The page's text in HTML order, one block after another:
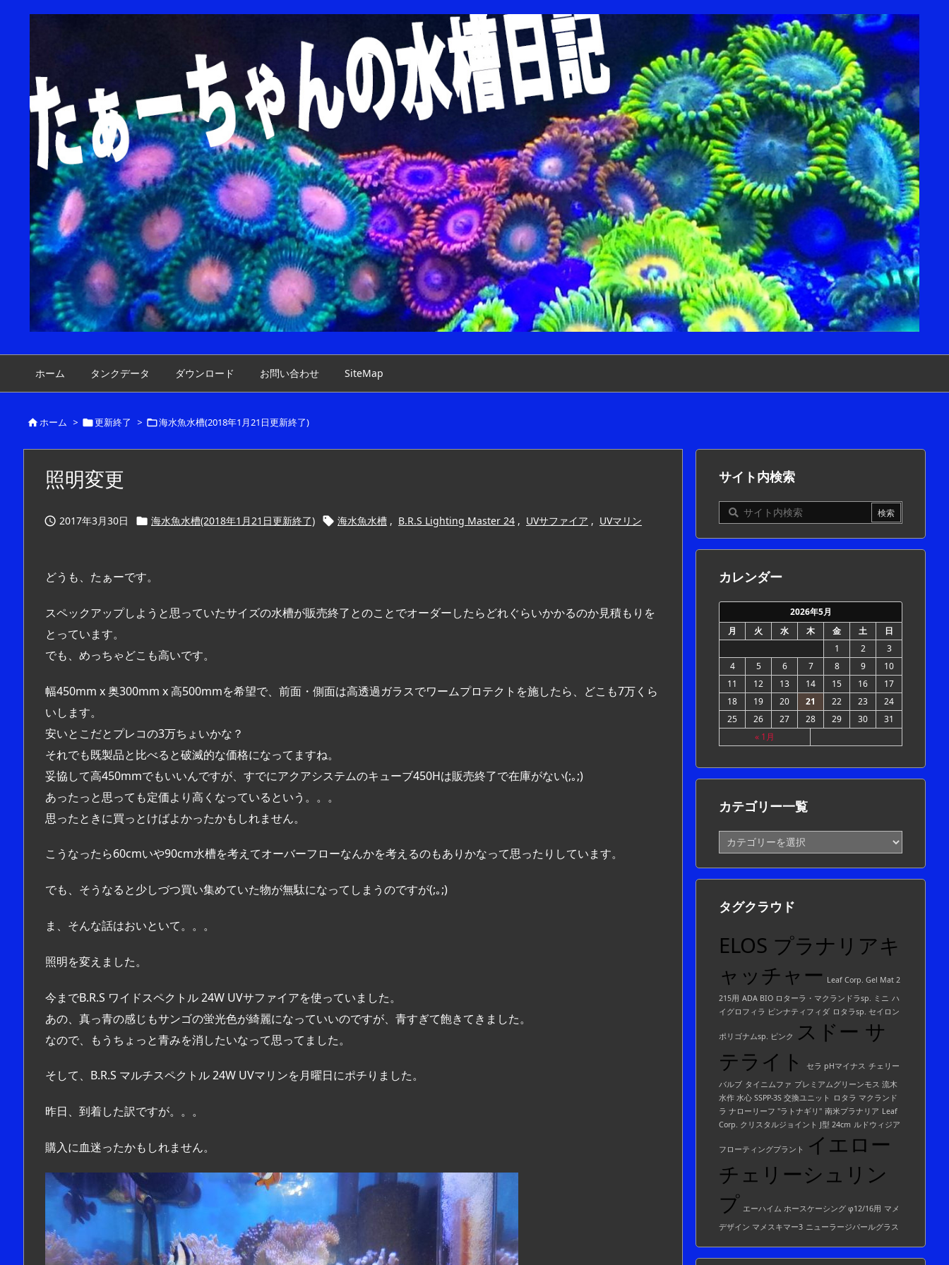
ホーム タンクデータ ダウンロード お問い合わせ SiteMap
ホーム > 更新終了 > 海水魚水槽(2018年1月21日更新終了)
照明変更
 2017年3月30日  海水魚水槽(2018年1月21日更新終了)  海水魚水槽 , B.R.S Lighting Master 24 , UVサファイア , UVマリン
どうも、たぁーです。
スペックアップしようと思っていたサイズの水槽が販売終了とのことでオーダーしたらどれぐらいかかるのか見積もりを
とっています。
でも、めっちゃどこも高いです。
幅450mm x 奥300mm x 高500mmを希望で、前面・側面は高透過ガラスでワームプロテクトを施したら、どこも7万くら
いします。
安いとこだとプレコの3万ちょいかな？
それでも既製品と比べると破滅的な価格になってますね。
妥協して高450mmでもいいんですが、すでにアクアシステムのキューブ450Hは販売終了で在庫がない(;｡;)
あったっと思っても定価より高くなっているという。。。
思ったときに買っとけばよかったかもしれません。
こうなったら60cmいや90cm水槽を考えてオーバーフローなんかを考えるのもありかなって思ったりしています。
でも、そうなると少しづつ買い集めていた物が無駄になってしまうのですが(;｡;)
ま、そんな話はおいといて。。。
照明を変えました。
今までB.R.S ワイドスペクトル 24W UVサファイアを使っていました。
あの、真っ青の感じもサンゴの蛍光色が綺麗になっていいのですが、青すぎて飽きてきました。
なので、もうちょっと青みを消したいなって思ってました。
そして、B.R.S マルチスペクトル 24W UVマリンを月曜日にポチりました。
昨日、到着した訳ですが。。。
購入に血迷ったかもしれません。
サイト内検索
カレンダー
2026年5月
月
火 水 木 金 土
日
1
2
3
4
5 6 7 8 9
10
11
12 13 14 15 16
17
18
19 20 21 22 23
24
25
26 27 28 29 30
31
« 1月
カテゴリー一覧
カ
テ
ゴ
リ
一
タグクラウド
ELOS プラナリアキ
ャッチャー Leaf Corp. Gel Mat 2
215用 ADA BIO ロターラ・マクランドラsp. ミニ ハ
イグロフィラ ピンナティフィダ ロタラsp. セイロン
ポリゴナムsp. ピンク
スドー サ
テライト
セラ pHマイナス チェリー
バルブ タイニムファ プレミアムグリーンモス 流木
水作 水心 SSPP-3S 交換ユニット
ロタラ マクランド
ラ ナローリーフ "ラトナギリ" 南米プラナリア Leaf
Corp. クリスタルジョイント J型 24cm ルドウィジア
フローティングプラント
イエロー
チェリーシュリン
プ エーハイム ホースケーシング φ12/16用 マメ
デザイン マメスキマー3 ニューラージパールグラス